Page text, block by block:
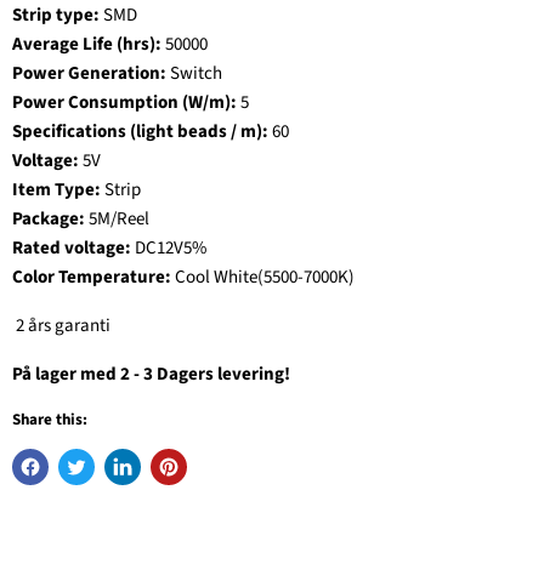
Strip type:SMD
Average Life (hrs):50000
Power Generation:Switch
Power Consumption (W/m):5
Specifications (light beads / m):60
Voltage:5V
Item Type:Strip
Package:5M/Reel
Rated voltage: DC12V5%
Color Temperature:Cool White(5500-7000K)
2 års garanti
På lager med 2 - 3 Dagers levering!
Share this: